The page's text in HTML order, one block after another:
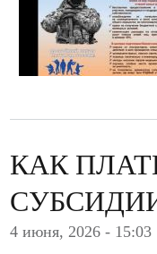
КАК
4 июня, 2026 - 15:03